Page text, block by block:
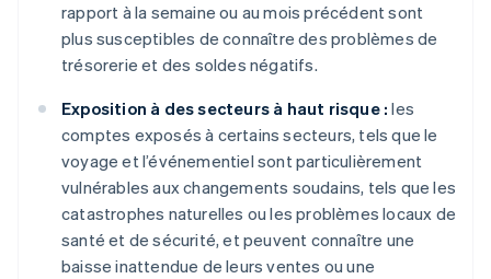
rapport à la semaine ou au mois précédent sont
plus susceptibles de connaître des problèmes de
trésorerie et des soldes négatifs.
Exposition à des secteurs à haut risque : les
comptes exposés à certains secteurs, tels que le
voyage et l’événementiel sont particulièrement
vulnérables aux changements soudains, tels que les
catastrophes naturelles ou les problèmes locaux de
santé et de sécurité, et peuvent connaître une
baisse inattendue de leurs ventes ou une